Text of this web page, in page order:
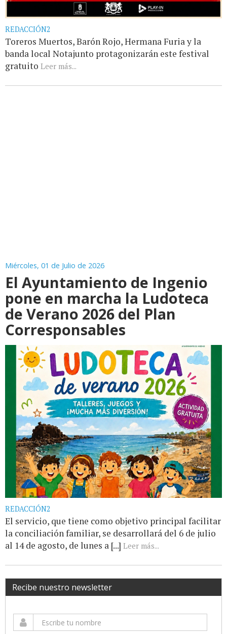
REDACCIÓN2
Toreros Muertos, Barón Rojo, Hermana Furia y la
banda local Notajunto protagonizarán este festival
gratuito Leer más...
Miércoles, 01 de Julio de 2026
El Ayuntamiento de Ingenio
pone en marcha la Ludoteca
de Verano 2026 del Plan
Corresponsables
REDACCIÓN2
El servicio, que tiene como objetivo principal facilitar
la conciliación familiar, se desarrollará del 6 de julio
al 14 de agosto, de lunes a [...] Leer más...
Recibe nuestro newsletter